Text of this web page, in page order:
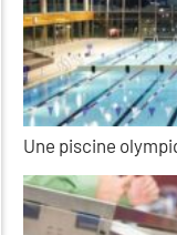
Une piscine